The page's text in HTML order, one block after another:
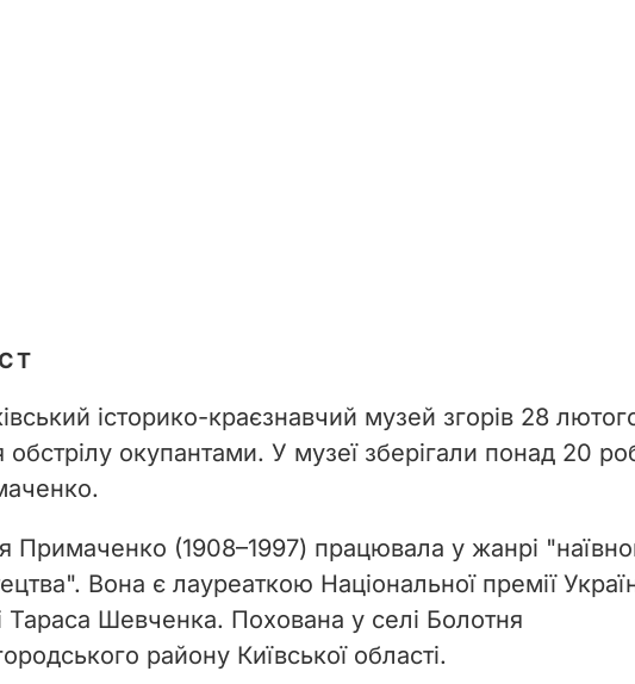
історико-краєзнавчий музей згорів 28
обстрілу окупантами. У музеї зберігали понад 20
Примаченко (1908–1997) працювала у жанрі
Вона є лауреаткою Національної премії
Тараса Шевченка. Похована у селі Болотня
району Київської області.